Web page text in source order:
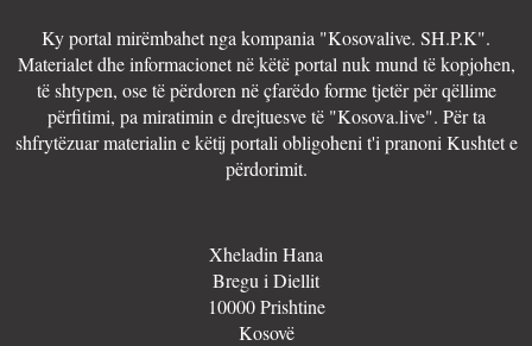
Ky portal mirëmbahet nga kompania "Kosovalive. SH.P.K".
Materialet dhe informacionet në këtë portal nuk mund të kopjohen,
të shtypen, ose të përdoren në çfarëdo forme tjetër për qëllime
përfitimi, pa miratimin e drejtuesve të "Kosova.live". Për ta
shfrytëzuar materialin e këtij portali obligoheni t'i pranoni Kushtet e
përdorimit.
Xheladin Hana
Bregu i Diellit
10000 Prishtine
Kosovë